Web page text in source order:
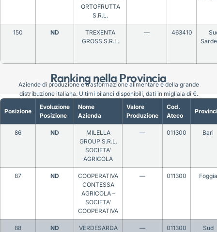
Ranking nella Provincia
ORTOFRUTTA
S.R.L.
150 ND
TREXENTA
GROSS S.R.L.
— 463410
Posizione
Evoluzione
Posizione
Nome
Azienda
Valore
Produzione
Cod.
Ateco
86 ND
MILELLA
GROUP S.R.L.
SOCIETA’
AGRICOLA
— 011300 Bari
87 ND
COOPERATIVA
CONTESSA
AGRICOLA –
SOCIETA’
COOPERATIVA
— 011300 Foggia
88 ND
VERDESARDA
— 011300
Sud
Aziende di produzione e trasformazione alimentare e della grande
distribuzione italiana. Ultimi bilanci disponibili, dati in migliaia di €.